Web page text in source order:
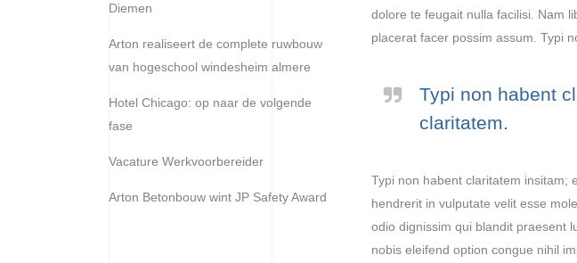
Diemen
Arton realiseert de complete ruwbouw
van hogeschool windesheim almere
Hotel Chicago: op naar de volgende
fase
Vacature Werkvoorbereider
Arton Betonbouw wint JP Safety Award
dolore te feugait nulla facilisi. Nam
placerat facer possim assum. Typi
Typi non habent
claritatem.
Typi non habent claritatem insitam;
hendrerit in vulputate velit esse
odio dignissim qui blandit praesent
nobis eleifend option congue nihil